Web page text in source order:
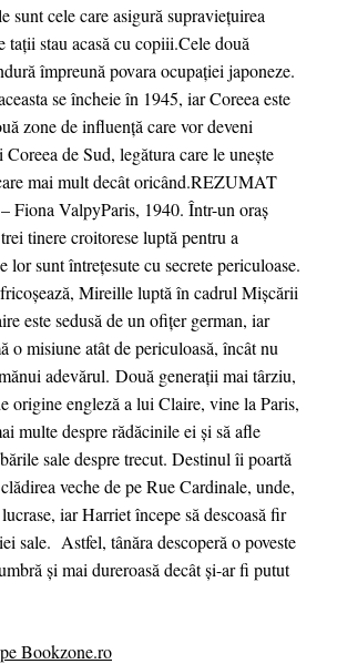
sunt cele care asigură supraviețuirea
stau acasă cu copiii.Cele două
împreună povara ocupației japoneze.
se încheie în 1945, iar Coreea este
zone de influență care vor deveni
de Sud, legătura care le unește
mai mult decât oricând.REZUMAT
Fiona ValpyParis, 1940. Într-un oraș
tinere croitorese luptă pentru a
sunt întrețesute cu secrete periculoase.
Mireille luptă în cadrul Mișcării
este sedusă de un ofițer german, iar
o misiune atât de periculoasă, încât nu
adevărul. Două generații mai târziu,
origine engleză a lui Claire, vine la Paris,
multe despre rădăcinile ei și să afle
sale despre trecut. Destinul îi poartă
veche de pe Rue Cardinale, unde,
iar Harriet începe să descoasă fir
sale. Astfel, tânăra descoperă o poveste
și mai dureroasă decât și-ar fi putut
Bookzone.ro